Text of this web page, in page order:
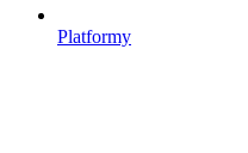
Platformy